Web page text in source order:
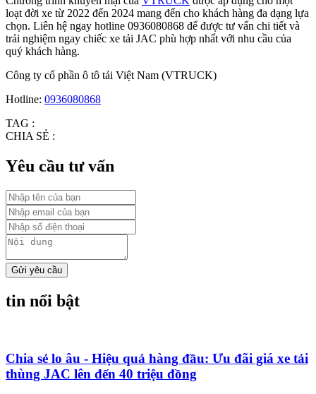
loạt đời xe từ 2022 đến 2024 mang đến cho khách hàng đa dạng lựa
chọn. Liên hệ ngay hotline 0936080868 để được tư vấn chi tiết và
trải nghiệm ngay chiếc xe tải JAC phù hợp nhất với nhu cầu của
quý khách hàng.
Công ty cổ phần ô tô tải Việt Nam (VTRUCK)
Hotline: 0936080868
TAG :
CHIA SẺ :
Yêu cầu tư vấn
Gửi yêu cầu
tin nổi bật
Chia sẻ lo âu - Hiệu quả hàng đầu: Ưu đãi giá xe tải
thùng JAC lên đến 40 triệu đồng